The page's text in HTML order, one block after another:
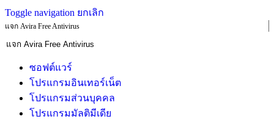
Toggle navigation ยกเลิก
แจก Avira Free Antivirus
ซอฟต์แวร์
โปรแกรมอินเทอร์เน็ต
โปรแกรมส่วนบุคคล
โปรแกรมมัลติมีเดีย